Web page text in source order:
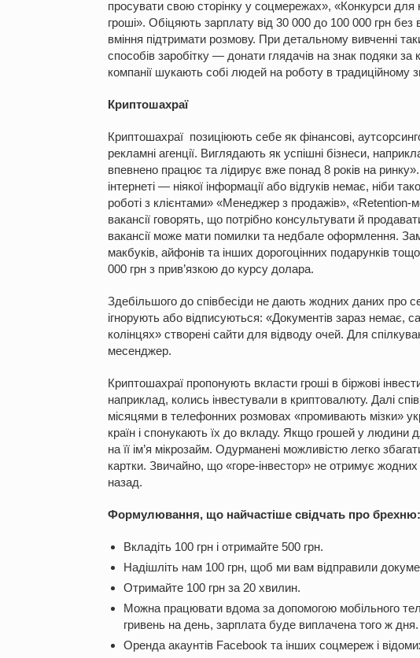
просувати свою сторінку у соцмережах», «Конкурси для
гроші». Обіцяють зарплату від 30 000 до 100 000 грн
вміння підтримати розмову. При детальному вивченні
способів заробітку — донати глядачів на знак подяки
компанії шукають собі людей на роботу в традиційному
Криптошахраї
Криптошахраї позиціюють себе як фінансові,
рекламні агенції. Виглядають як успішні бізнеси,
впевнено працює та лідирує вже понад 8 років на
інтернеті — ніякої інформації або відгуків немає, ніби
роботі з клієнтами» «Менеджер з продажів»,
вакансії говорять, що потрібно консультувати й
вакансії може мати помилки та недбале оформлення.
макбуків, айфонів та інших дорогоцінних подарунків
000 грн з прив’язкою до курсу долара.
Здебільшого до співбесіди не дають жодних даних про
ігнорують або відписуються: «Документів зараз немає,
колінцях» створені сайти для відводу очей. Для
месенджер.
Криптошахраї пропонують вкласти гроші в біржові
наприклад, колись інвестували в криптовалюту. Далі
місяцями в телефонних розмовах «промивають мізки»
країн і спонукають їх до вкладу. Якщо грошей у
на її ім’я мікрозайм. Одурманені можливістю легко
картки. Звичайно, що «горе-інвестор» не отримує
назад.
Формулювання, що найчастіше свідчать про брехню:
Вкладіть 100 грн і отримайте 500 грн.
Надішліть нам 100 грн, щоб ми вам відправили
Отримайте 100 грн за 20 хвилин.
Можна працювати вдома за допомогою мобільного
гривень на день, зарплата буде виплачена того ж дня.
Оренда акаунтів Facebook та інших соцмереж і